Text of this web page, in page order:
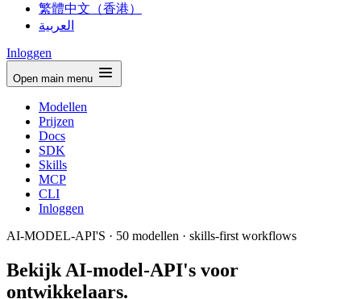
繁體中文（香港）
العربية
Inloggen
Open main menu
Modellen
Prijzen
Docs
SDK
Skills
MCP
CLI
Inloggen
AI-MODEL-API'S · 50 modellen · skills-first workflows
Bekijk AI-model-API's voor
ontwikkelaars.